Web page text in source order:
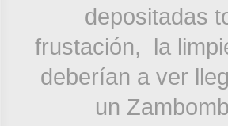
depositadas
frustación, la
deberían a ver
un